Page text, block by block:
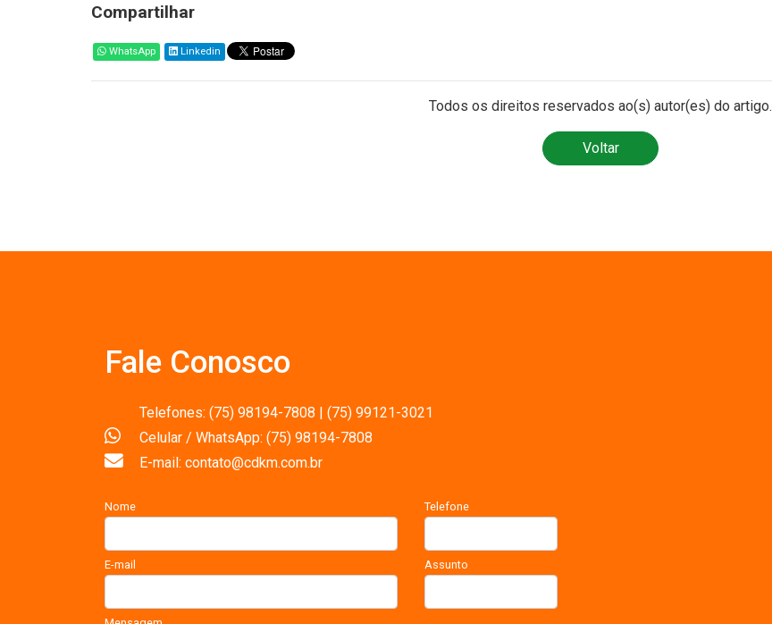
Compartilhar
WhatsApp Linkedin
Todos os direitos reservados ao(s) autor(es) do artigo.
Voltar
Fale Conosco
Telefones: (75) 98194-7808 | (75) 99121-3021
Celular / WhatsApp: (75) 98194-7808
E-mail: contato@cdkm.com.br
Nome Telefone
E-mail Assunto